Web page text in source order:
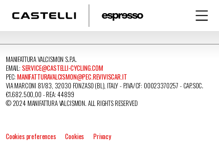
MANIFATTURA VALCISMON S.P.A.
EMAIL: SERVICE@CASTELLI-CYCLING.COM
PEC:MANIFATTURAVALCISMON@PEC.REVIVISCAR.IT
VIA MARCONI 81/83, 32030 FONZASO (BL), ITALY - P.IVA/CF: 00023370257 - CAP.SOC.
€1.682.500,00 - REA: 44899
© 2024 MANIFATTURA VALCISMON. ALL RIGHTS RESERVED
Cookies preferences Cookies Privacy